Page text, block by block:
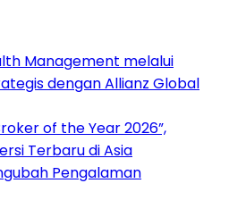
Management melalui
dengan Allianz Global
of the Year 2026”,
Terbaru di Asia
Pengalaman